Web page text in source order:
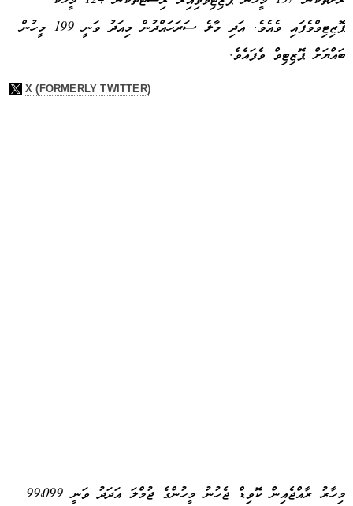
ޕޮޒިޓިވްވެފައި ވެއެވެ. އަދި މާލެ ސަރަހައްދުން މިއަދު ވަނީ 199 މީހުން
ބައްޔަށް ޕޮޒިޓިވް ވެފައެވެ.
މިހާރު ރާއްޖެއިން ކޮވިޑް ޖެހުނު މީހުންގެ ޖުމްލަ އަދަދު ވަނީ 99،099